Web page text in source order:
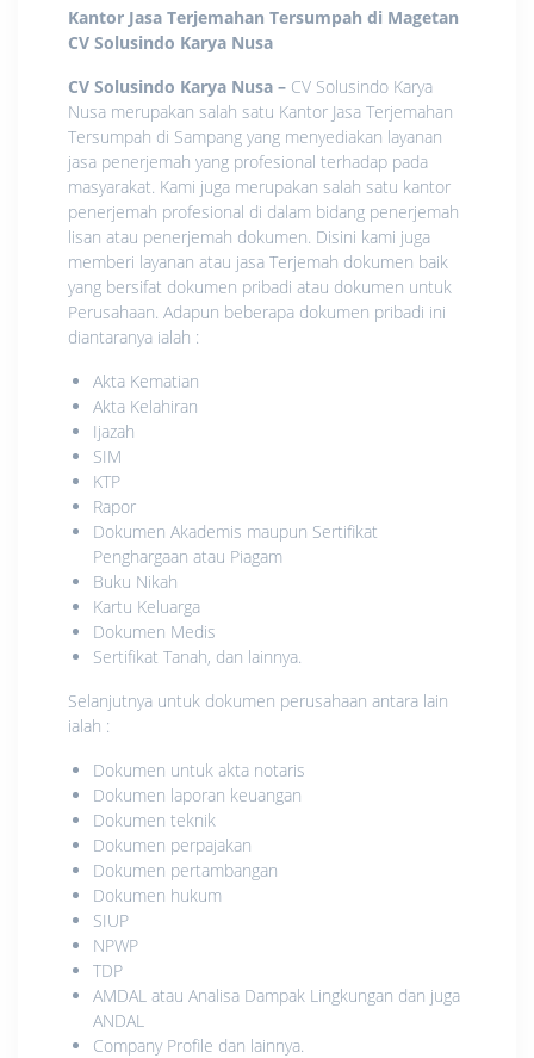
Kantor Jasa Terjemahan Tersumpah di Magetan
CV Solusindo Karya Nusa
CV Solusindo Karya Nusa – CV Solusindo Karya
Nusa merupakan salah satu Kantor Jasa Terjemahan
Tersumpah di Sampang yang menyediakan layanan
jasa penerjemah yang profesional terhadap pada
masyarakat. Kami juga merupakan salah satu kantor
penerjemah profesional di dalam bidang penerjemah
lisan atau penerjemah dokumen. Disini kami juga
memberi layanan atau jasa Terjemah dokumen baik
yang bersifat dokumen pribadi atau dokumen untuk
Perusahaan. Adapun beberapa dokumen pribadi ini
diantaranya ialah :
Akta Kematian
Akta Kelahiran
Ijazah
SIM
KTP
Rapor
Dokumen Akademis maupun Sertifikat
Penghargaan atau Piagam
Buku Nikah
Kartu Keluarga
Dokumen Medis
Sertifikat Tanah, dan lainnya.
Selanjutnya untuk dokumen perusahaan antara lain
ialah :
Dokumen untuk akta notaris
Dokumen laporan keuangan
Dokumen teknik
Dokumen perpajakan
Dokumen pertambangan
Dokumen hukum
SIUP
NPWP
TDP
AMDAL atau Analisa Dampak Lingkungan dan juga
ANDAL
Company Profile dan lainnya.